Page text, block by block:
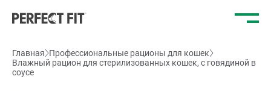
Главная Профессиональные рационы для кошек
Влажный рацион для стерилизованных кошек, с говядиной в
соусе